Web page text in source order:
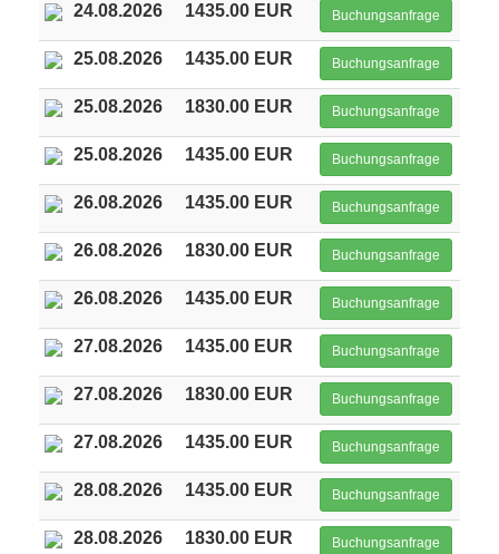
24.08.2026 1435.00 EUR Buchungsanfrage
25.08.2026 1435.00 EUR Buchungsanfrage
25.08.2026 1830.00 EUR Buchungsanfrage
25.08.2026 1435.00 EUR Buchungsanfrage
26.08.2026 1435.00 EUR Buchungsanfrage
26.08.2026 1830.00 EUR Buchungsanfrage
26.08.2026 1435.00 EUR Buchungsanfrage
27.08.2026 1435.00 EUR Buchungsanfrage
27.08.2026 1830.00 EUR Buchungsanfrage
27.08.2026 1435.00 EUR Buchungsanfrage
28.08.2026 1435.00 EUR Buchungsanfrage
28.08.2026 1830.00 EUR Buchungsanfrage